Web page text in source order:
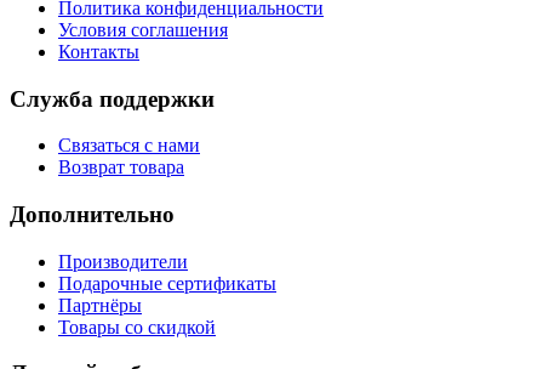
Политика конфиденциальности
Условия соглашения
Контакты
Служба поддержки
Связаться с нами
Возврат товара
Дополнительно
Производители
Подарочные сертификаты
Партнёры
Товары со скидкой